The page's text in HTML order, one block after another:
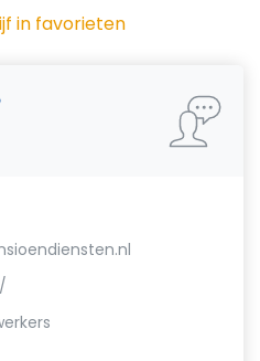
in favorieten